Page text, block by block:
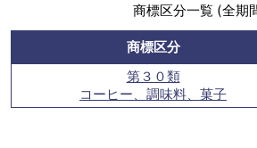
商標区分一覧 (全期
商標区分
第３０類
コーヒー、調味料、菓子